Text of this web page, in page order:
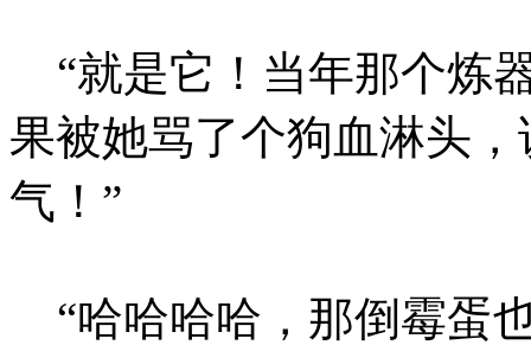
“就是它！当年那个炼
果被她骂了个狗血淋头
气！”
“哈哈哈哈，那倒霉蛋